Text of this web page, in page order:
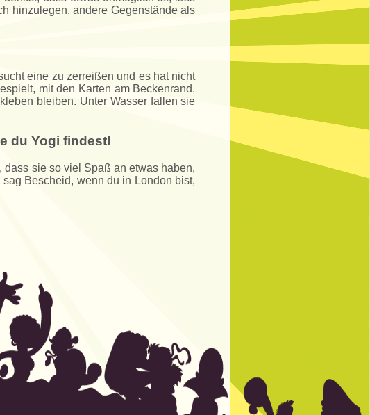
hinzulegen, andere Gegenstände als
eine zu zerreißen und es hat nicht
mit den Karten am Beckenrand.
bleiben. Unter Wasser fallen sie
du Yogi findest!
dass sie so viel Spaß an etwas haben,
Bescheid, wenn du in London bist,